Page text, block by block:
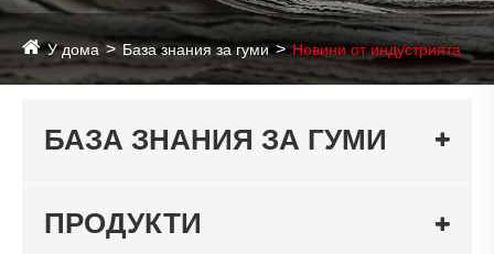
У дома База знания за гуми Новини от индустрията
БАЗА ЗНАНИЯ ЗА ГУМИ
ПРОДУКТИ